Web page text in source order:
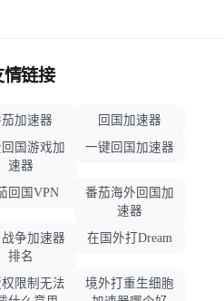
情链接
加速器
回国加速器
国游戏加
速器
一键回国加速器
回国VPN
番茄海外回国加
速器
争加速器
排名
在国外打Dream
权限制无法
境外打重生细胞